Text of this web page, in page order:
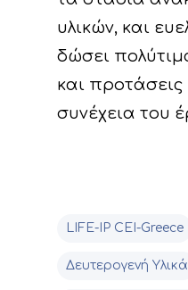
υλικών, και
δώσει
και
συνέχεια του
LIFE-IP CEI-Greece
Δευτερογενή Υλικά